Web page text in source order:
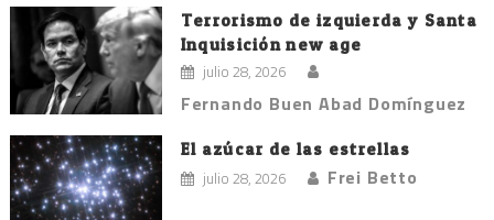
Terrorismo de izquierda y Santa
Inquisición new age
julio 28, 2026
Fernando Buen Abad Domínguez
El azúcar de las estrellas
julio 28, 2026 Frei Betto